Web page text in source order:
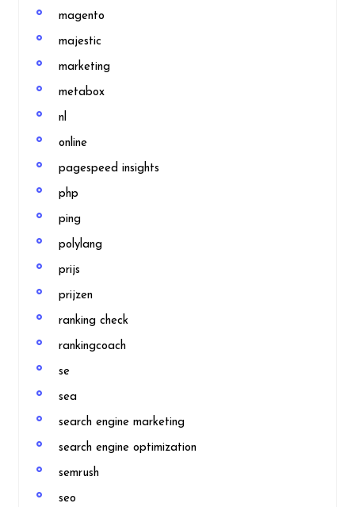
magento
majestic
marketing
metabox
nl
online
pagespeed insights
php
ping
polylang
prijs
prijzen
ranking check
rankingcoach
se
sea
search engine marketing
search engine optimization
semrush
seo